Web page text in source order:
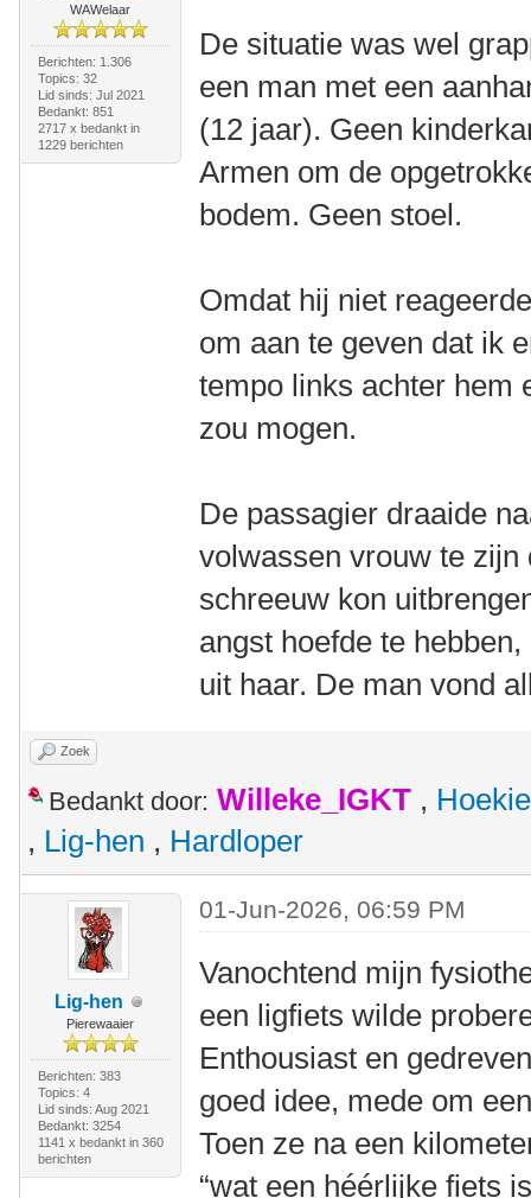
WAWelaar
Berichten: 1.306
Topics: 32
Lid sinds: Jul 2021
Bedankt: 851
2717 x bedankt in
1229 berichten
De situatie was wel
een man met een
(12 jaar). Geen
Armen om de
bodem. Geen stoel.
Omdat hij niet
om aan te geven dat ik
tempo links achter hem
zou mogen.
De passagier draaide
volwassen vrouw te
schreeuw kon
angst hoefde te
uit haar. De man vond
Zoek
Bedankt door: Willeke_IGKT , Hoekie
, Lig-hen , Hardloper
Lig-hen
Pierewaaier
Berichten: 383
Topics: 4
Lid sinds: Aug 2021
Bedankt: 3254
1141 x bedankt in 360
berichten
01-Jun-2026, 06:59 PM
Vanochtend mijn
een ligfiets wilde
Enthousiast en
goed idee, mede om
Toen ze na een
“wat een héérlijke fiets